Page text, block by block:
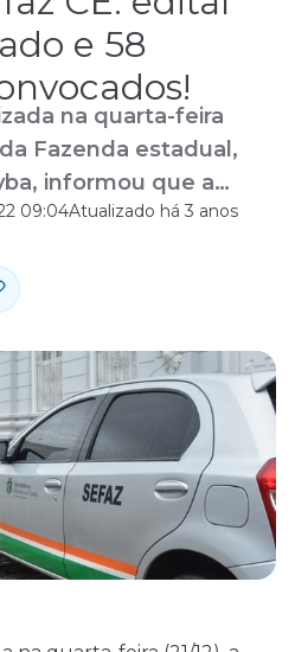
e 58
na quarta-feira
Fazenda estadual,
informou que a
do concurso Sefaz
do Ceará) será
ano e, além disso,
certame serão
secretária, o evento
a presença da ...
09:04Atualizado há 3 anos